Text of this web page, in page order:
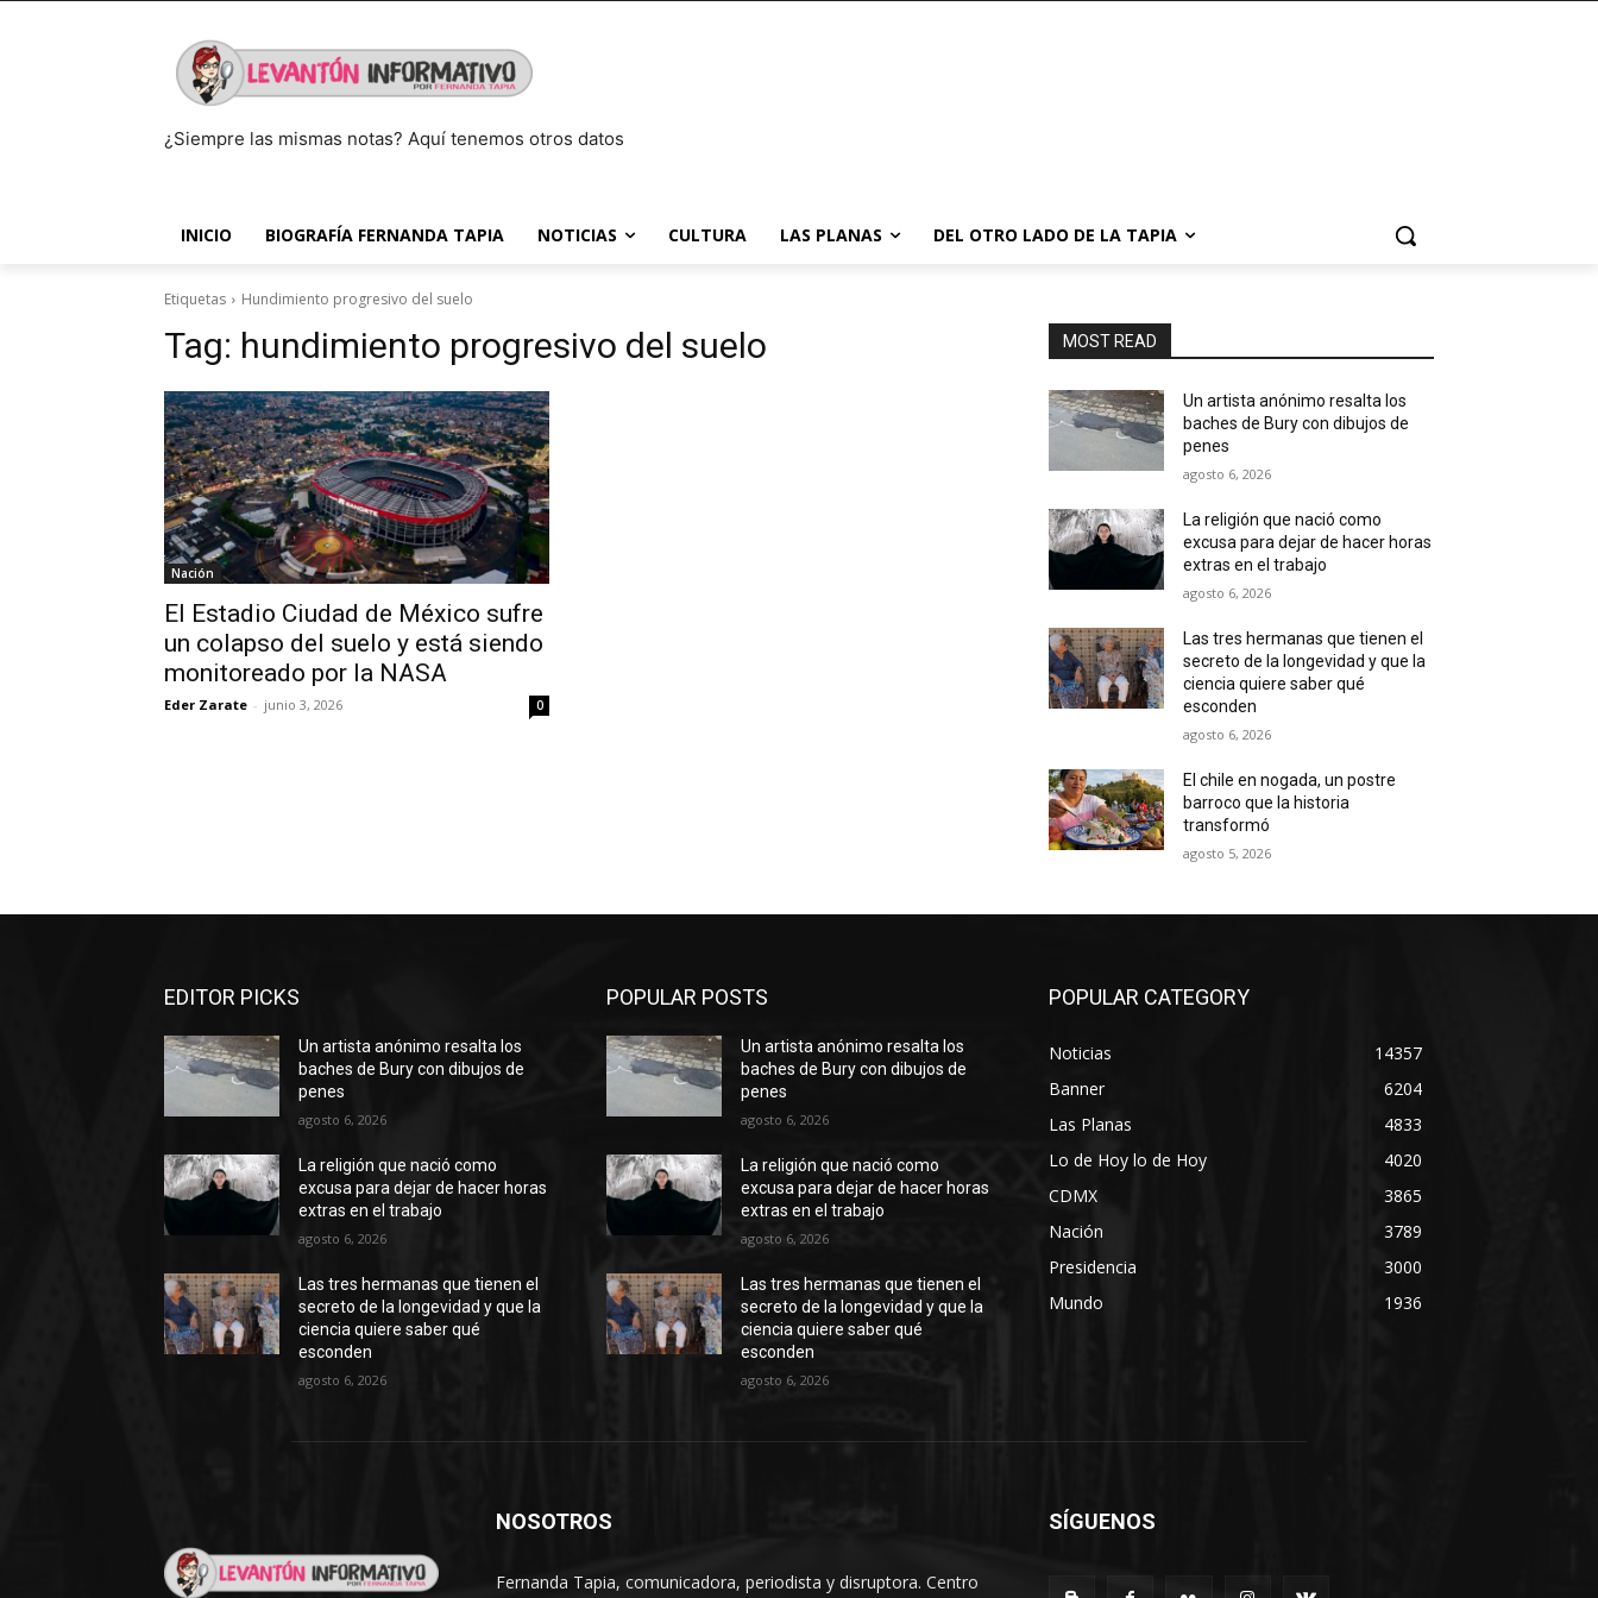
¿Siempre las mismas notas? Aquí tenemos otros datos
INICIO BIOGRAFÍA FERNANDA TAPIA NOTICIAS CULTURA LAS PLANAS DEL OTRO LADO DE LA TAPIA
Etiquetas Hundimiento progresivo del suelo
Tag: hundimiento progresivo del suelo
Nación
El Estadio Ciudad de México sufre
un colapso del suelo y está siendo
monitoreado por la NASA
Eder Zarate - junio 3, 2026 0
MOST READ
Un artista anónimo resalta los
baches de Bury con dibujos de
penes
agosto 6, 2026
La religión que nació como
excusa para dejar de hacer horas
extras en el trabajo
agosto 6, 2026
Las tres hermanas que tienen el
secreto de la longevidad y que la
ciencia quiere saber qué
esconden
agosto 6, 2026
El chile en nogada, un postre
barroco que la historia
transformó
agosto 5, 2026
EDITOR PICKS
Un artista anónimo resalta los
baches de Bury con dibujos de
penes
agosto 6, 2026
La religión que nació como
excusa para dejar de hacer horas
extras en el trabajo
agosto 6, 2026
Las tres hermanas que tienen el
secreto de la longevidad y que la
ciencia quiere saber qué
esconden
agosto 6, 2026
POPULAR POSTS
Un artista anónimo resalta los
baches de Bury con dibujos de
penes
agosto 6, 2026
La religión que nació como
excusa para dejar de hacer horas
extras en el trabajo
agosto 6, 2026
Las tres hermanas que tienen el
secreto de la longevidad y que la
ciencia quiere saber qué
esconden
agosto 6, 2026
POPULAR CATEGORY
Noticias
14357
Banner
6204
Las Planas
4833
Lo de Hoy lo de Hoy
4020
CDMX
3865
Nación
3789
Presidencia
3000
Mundo
1936
NOSOTROS
Fernanda Tapia, comunicadora, periodista y disruptora. Centro
SÍGUENOS